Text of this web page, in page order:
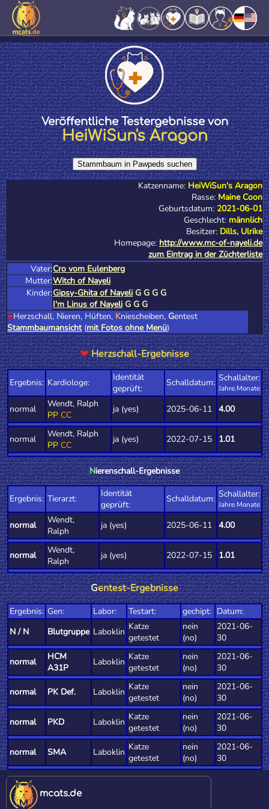
Veröffentliche Testergebnisse von
HeiWiSun's Aragon
Katzenname: HeiWiSun's Aragon
Rasse: Maine Coon
Geburtsdatum: 2021-06-01
Geschlecht: männlich
Besitzer: Dills, Ulrike
Homepage: http://www.mc-of-nayeli.de
zum Eintrag in der Züchterliste
Vater:Cro vom Eulenberg
Mutter:Witch of Nayeli
Kinder:Gipsy-Ghita of Nayeli G G G G
I'm Linus of Nayeli G G G
Herzschall, Nieren, Hüften, Kniescheiben, Gentest
Stammbaumansicht(mit Fotos ohne Menü)
Herzschall-Ergebnisse
Ergebnis: Kardiologe:
Identität
geprüft:
Schalldatum: Schallalter:
Jahre.Monate
normal
Wendt, Ralph
PPCC
ja (yes) 2025-06-11 4.00
normal
Wendt, Ralph
PPCC
ja (yes) 2022-07-15 1.01
Nierenschall-Ergebnisse
Ergebnis: Tierarzt:
Identität
geprüft:
Schalldatum: Schallalter:
Jahre.Monate
normal
Wendt,
Ralph
ja (yes) 2025-06-11 4.00
normal
Wendt,
Ralph
ja (yes) 2022-07-15 1.01
Gentest-Ergebnisse
Ergebnis: Gen: Labor: Testart: gechipt: Datum:
N / N
Blutgruppe Laboklin Katze
getestet
nein
(no)
2021-06-
30
normal
HCM
A31P
Laboklin Katze
getestet
nein
(no)
2021-06-
30
normal PK Def. Laboklin Katze
getestet
nein
(no)
2021-06-
30
normal PKD Laboklin Katze
getestet
nein
(no)
2021-06-
30
normal SMA Laboklin Katze
getestet
nein
(no)
2021-06-
30
mcats.de